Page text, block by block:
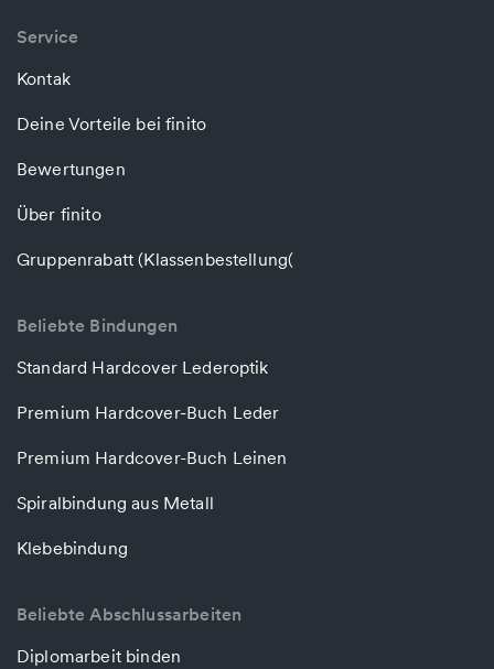
Service
Kontak
Deine Vorteile bei finito
Bewertungen
Über finito
Gruppenrabatt (Klassenbestellung(
Beliebte Bindungen
Standard Hardcover Lederoptik
Premium Hardcover-Buch Leder
Premium Hardcover-Buch Leinen
Spiralbindung aus Metall
Klebebindung
Beliebte Abschlussarbeiten
Diplomarbeit binden